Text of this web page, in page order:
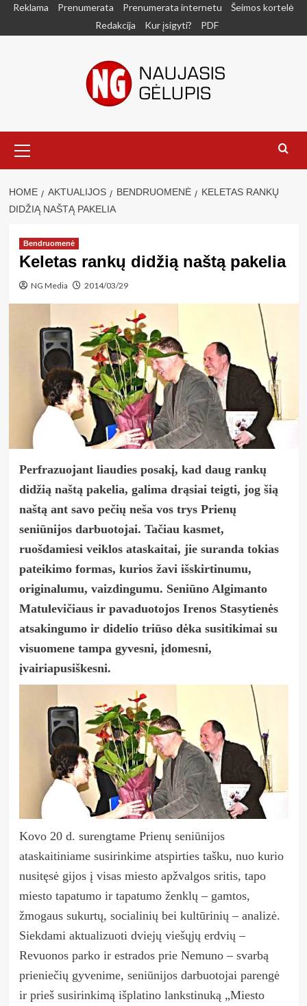
SkipReklama Prenumerata Prenumerata internetu
Šeimos kortelė
Redakcija
Kur įsigyti? PDF
Menu
HOME AKTUALIJOS BENDRUOMENĖ
KELETAS RANKŲ
DIDŽIĄ NAŠTĄ PAKELIA
Bendruomenė
Keletas rankų didžią naštą pakelia
NG Media 2014/03/29
Perfrazuojant liaudies posakį, kad daug rankų
didžią naštą pakelia, galima drąsiai teigti, jog šią
naštą ant savo pečių neša vos trys Prienų
seniūnijos darbuotojai. Tačiau kasmet,
ruošdamiesi veiklos ataskaitai, jie suranda tokias
pateikimo formas, kurios žavi išskirtinumu,
originalumu, vaizdingumu. Seniūno Algimanto
Matulevičiaus ir pavaduotojos Irenos Stasytienės
atsakingumo ir didelio triūso dėka susitikimai su
visuomene tampa gyvesni, įdomesni,
įvairiapusiškesni.
Kovo 20 d. surengtame Prienų seniūnijos
ataskaitiniame susirinkime atspirties tašku, nuo kurio
nusitęsė gijos į visas miesto apžvalgos sritis, tapo
miesto tapatumo ir tapatumo ženklų –gamtos,
žmogaus sukurtų, socialinių bei kultūrinių –analizė.
Siekdami aktualizuoti dviejų viešųjų erdvių –
Revuonos parko ir estrados prie Nemuno – svarbą
prieniečių gyvenime, seniūnijos darbuotojai parengė
ir prieš susirinkimą išplatino lankstinuką „Miesto